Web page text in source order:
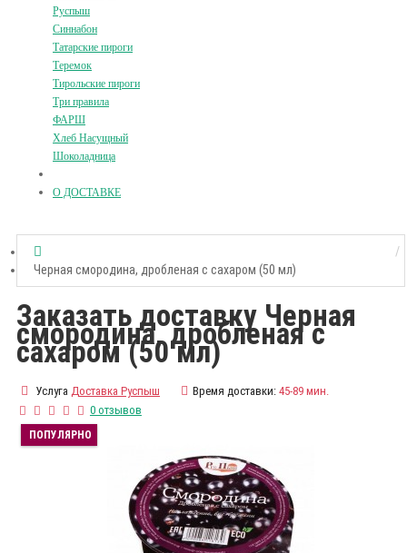
Руспыш
Синнабон
Татарские пироги
Теремок
Тирольские пироги
Три правила
ФАРШ
Хлеб Насущный
Шоколадница
О ДОСТАВКЕ
Черная смородина, дробленая с сахаром (50 мл)
Заказать доставку Черная
смородина, дробленая с
сахаром (50 мл)
Услуга Доставка Руспыш Время доставки: 45-89 мин.
0 отзывов
ПОПУЛЯРНО